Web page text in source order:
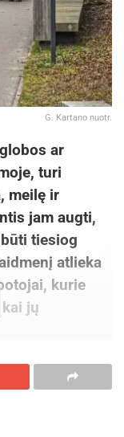
G. Kartano nuotr.
ar
turi
meilę ir
jam augti,
tiesiog
atlieka
kurie
jų
sistemoje
institutui,